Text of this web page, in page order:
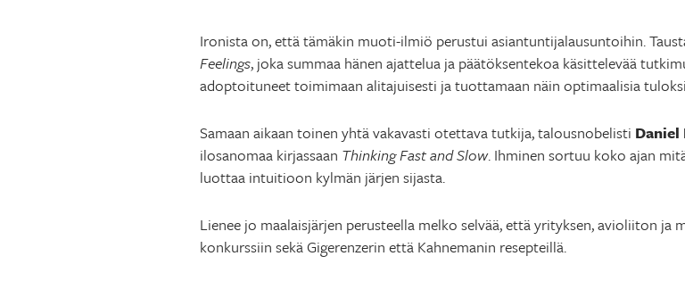
Ironista on, että tämäkin muoti-ilmiö perustui asiantuntijalausuntoihin.
Feelings, joka summaa hänen ajattelua ja päätöksentekoa käsittelevää
adoptoituneet toimimaan alitajuisesti ja tuottamaan näin optimaalisia
Samaan aikaan toinen yhtä vakavasti otettava tutkija, talousnobelisti Daniel
ilosanomaa kirjassaan Thinking Fast and Slow. Ihminen sortuu koko ajan
luottaa intuitioon kylmän järjen sijasta.
Lienee jo maalaisjärjen perusteella melko selvää, että yrityksen, avioliiton ja
konkurssiin sekä Gigerenzerin että Kahnemanin resepteillä.